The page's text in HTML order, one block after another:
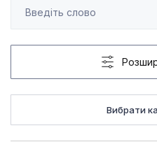
Вибрати